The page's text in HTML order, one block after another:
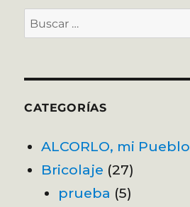
Buscar
por:
CATEGORÍAS
ALCORLO, mi Pueblo
Bricolaje (27)
prueba (5)